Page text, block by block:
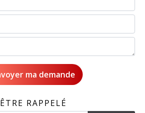
ÊTRE RAPPELÉ